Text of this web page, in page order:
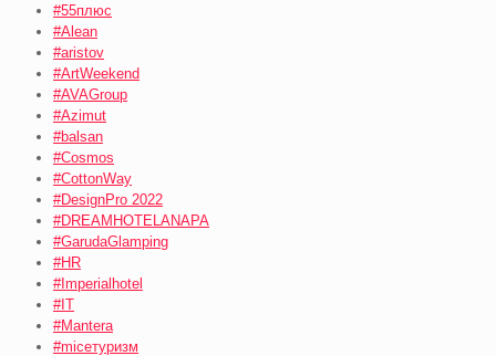
#55плюс
#Alean
#aristov
#ArtWeekend
#AVAGroup
#Azimut
#balsan
#Cosmos
#CottonWay
#DesignPro 2022
#DREAMHOTELANAPA
#GarudaGlamping
#HR
#Imperialhotel
#IT
#Mantera
#miceтуризм